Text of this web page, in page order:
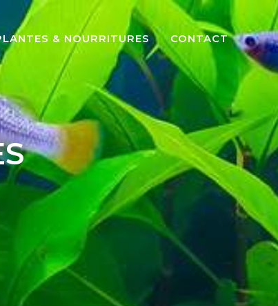
& NOURRITURES CONTACT